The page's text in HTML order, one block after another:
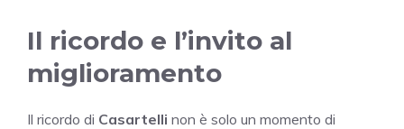
Il ricordo e l’invito al
miglioramento
Il ricordo di Casartelli non è solo un momento di